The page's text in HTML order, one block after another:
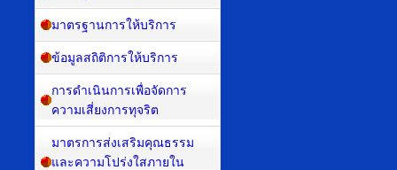
มาตรฐานการให้บริการ
ข้อมูลสถิติการให้บริการ
การดำเนินการเพื่อจัดการ
ความเสี่ยงการทุจริต
มาตรการส่งเสริมคุณธรรม
และความโปร่งใสภายใน